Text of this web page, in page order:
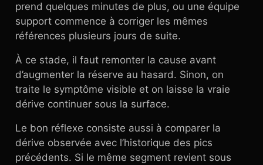
prend quelques minutes de plus, ou une équipe
support commence à corriger les mêmes
références plusieurs jours de suite.
À ce stade, il faut remonter la cause avant
d’augmenter la réserve au hasard. Sinon, on
traite le symptôme visible et on laisse la vraie
dérive continuer sous la surface.
Le bon réflexe consiste aussi à comparer la
dérive observée avec l’historique des pics
précédents. Si le même segment revient sous